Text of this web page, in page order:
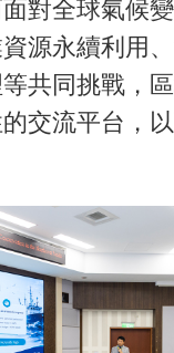
對全球氣候
源永續利用
共同挑戰，
交流平台，